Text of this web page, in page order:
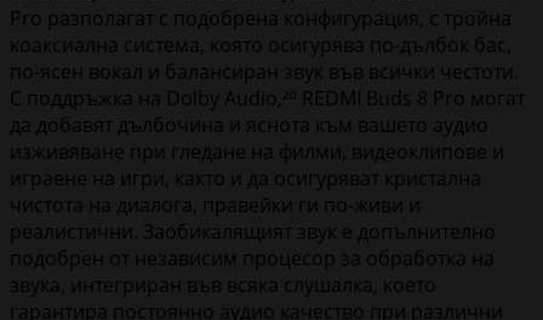
Pro разполагат с подобрена конфигурация, с тройна
коаксиална система, която осигурява по-дълбок бас,
по-ясен вокал и балансиран звук във всички честоти.
С поддръжка на Dolby Audio,²⁰ REDMI Buds 8 Pro могат
да добавят дълбочина и яснота към вашето аудио
изживяване при гледане на филми, видеоклипове и
играене на игри, както и да осигуряват кристална
чистота на диалога, правейки ги по-живи и
реалистични. Заобикалящият звук е допълнително
подобрен от независим процесор за обработка на
звука, интегриран във всяка слушалка, което
гарантира постоянно аудио качество при различни